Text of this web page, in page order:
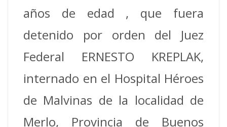
años de edad , que fuera
detenido por orden del Juez
Federal ERNESTO KREPLAK,
internado en el Hospital Héroes
de Malvinas de la localidad de
Merlo, Provincia de Buenos